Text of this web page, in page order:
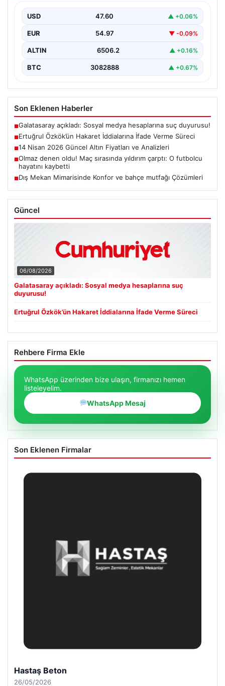
Cumhurbaşkanına hakaret iddialarıyla yürütülen
soruşturma kapsamında İstanbul Adalet…
USD 47.60 ▲ +0.06%
EUR 54.97 ▼ -0.09%
ALTIN 6506.2 ▲ +0.16%
BTC 3082888 ▲ +0.67%
Son Eklenen Haberler
■Galatasaray açıkladı: Sosyal medya hesaplarına suç duyurusu!
■Ertuğrul Özkök’ün Hakaret İddialarına İfade Verme Süreci
■14 Nisan 2026 Güncel Altın Fiyatları ve Analizleri
■Olmaz denen oldu! Maç sırasında yıldırım çarptı: O futbolcu
hayatını kaybetti
■Dış Mekan Mimarisinde Konfor ve bahçe mutfağı Çözümleri
Güncel
06/08/2026
Galatasaray açıkladı: Sosyal medya hesaplarına suç
duyurusu!
Ertuğrul Özkök’ün Hakaret İddialarına İfade Verme Süreci
Rehbere Firma Ekle
WhatsApp üzerinden bize ulaşın, firmanızı hemen
listeleyelim.
WhatsApp Mesaj
Son Eklenen Firmalar
Hastaş Beton
26/05/2026